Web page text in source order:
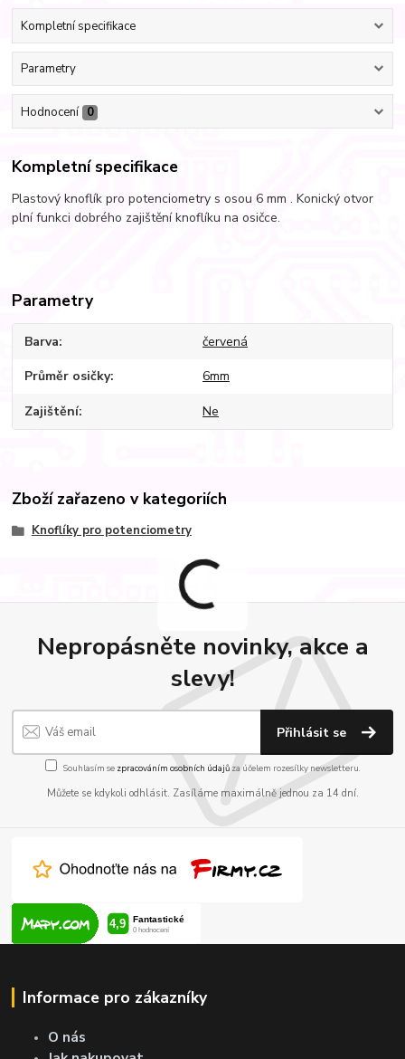
Kompletní specifikace
Parametry
Hodnocení 0
Kompletní specifikace
Plastový knoflík pro potenciometry s osou 6 mm . Konický otvor
plní funkci dobrého zajištění knoflíku na osičce.
Parametry
Barva červená
Průměr osičky 6mm
Zajištění Ne
Zboží zařazeno v kategoriích
Knoflíky pro potenciometry
Nepropásněte novinky, akce a
slevy!
Přihlásit se
Souhlasím se zpracováním osobních údajůza účelem rozesílky newsletteru.
Můžete se kdykoli odhlásit. Zasíláme maximálně jednou za 14 dní.
Informace pro zákazníky
O nás